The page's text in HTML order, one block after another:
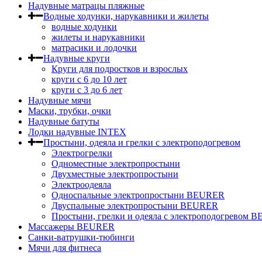
Надувные матрацы пляжные
Водные ходунки, нарукавники и жилеты
водные ходунки
жилеты и нарукавники
матрасики и лодочки
Надувные круги
Круги для подростков и взрослых
круги с 6 до 10 лет
круги c 3 до 6 лет
Надувные мячи
Маски, трубки, очки
Надувные батуты
Лодки надувные INTEX
Простыни, одеяла и грелки с электроподогревом
Электрогрелки
Одноместные электропростыни
Двухместные электропростыни
Электроодеяла
Односпальные электропростыни BEURER
Двуспальные электропростыни BEURER
Простыни, грелки и одеяла с электроподогревом
Массажеры BEURER
Санки-ватрушки-тюбинги
Мячи для фитнеса